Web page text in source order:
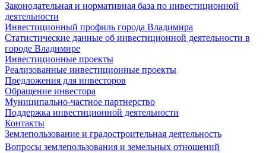
Законодательная и нормативная база по инвестиционной
деятельности
Инвестиционный профиль города Владимира
Статистические данные об инвестиционной деятельности в
городе Владимире
Инвестиционные проекты
Реализованные инвестиционные проекты
Предложения для инвесторов
Обращение инвестора
Муниципально-частное партнерство
Поддержка инвестиционной деятельности
Контакты
Землепользование и градостроительная деятельность
Вопросы землепользования и земельных отношений